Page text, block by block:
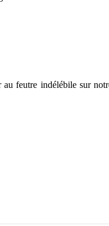
au feutre indélébile sur